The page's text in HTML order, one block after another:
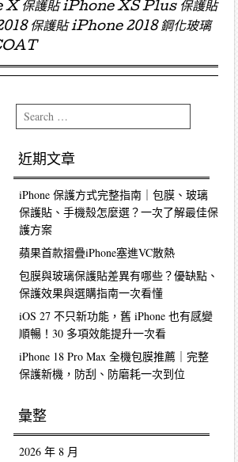
保護貼 iPhone XS Plus 保護貼
保護貼 iPhone 2018 鋼化玻璃
Search
近期文章
iPhone 保護方式完整指南｜包膜、玻璃
保護貼、手機殼怎麼選？一次了解最佳保
護方案
蘋果首款摺疊iPhone塞進VC散熱
包膜與玻璃保護貼差異有哪些？優缺點、
保護效果與選購指南一次看懂
iOS 27 不只新功能，舊 iPhone 也有感變
順暢！30 多項效能提升一次看
iPhone 18 Pro Max 全機包膜推薦｜完整
保護新機，防刮、防磨耗一次到位
彙整
2026 年 8 月